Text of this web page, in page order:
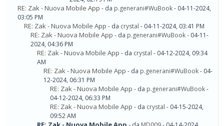
RE: Zak - Nuova Mobile App - da p.generani#WuBook- 04-11-2024,
03:05 PM
RE: Zak - Nuova Mobile App - da crystal - 04-11-2024, 03:41 PM
RE: Zak - Nuova Mobile App - da p.generani#WuBook- 04-11-
2024, 04:36 PM
RE: Zak - Nuova Mobile App - da crystal - 04-12-2024, 09:34
AM
RE: Zak - Nuova Mobile App - da p.generani#WuBook- 04-
12-2024, 06:31 PM
RE: Zak - Nuova Mobile App - da p.generani#WuBook-
04-12-2024, 06:33 PM
RE: Zak - Nuova Mobile App - da crystal - 04-15-2024,
09:52 AM